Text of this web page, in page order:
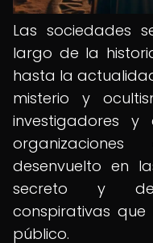
Las sociedades
largo de la
hasta la
misterio y
investigadores y
desenvuelto en
secreto y
conspirativas
público.